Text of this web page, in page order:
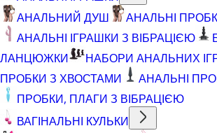
АНАЛЬНИЙ ДУШ
АНАЛЬНІ
АНАЛЬНІ ІГРАШКИ З ВІБРАЦІЄЮ
ЛАНЦЮЖКИ
НАБОРИ АНАЛЬНИХ
ПРОБКИ З ХВОСТАМИ
АНАЛЬНІ
ПРОБКИ, ПЛАГИ З ВІБРАЦІЄЮ
ВАГІНАЛЬНІ КУЛЬКИ